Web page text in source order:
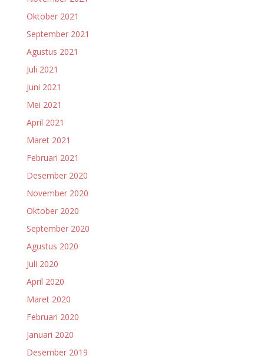
Oktober 2021
September 2021
Agustus 2021
Juli 2021
Juni 2021
Mei 2021
April 2021
Maret 2021
Februari 2021
Desember 2020
November 2020
Oktober 2020
September 2020
Agustus 2020
Juli 2020
April 2020
Maret 2020
Februari 2020
Januari 2020
Desember 2019